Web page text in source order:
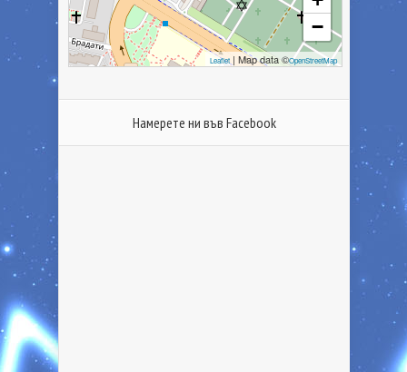
−
Leaflet | Map data ©OpenStreetMap
Намерете ни във Facebook